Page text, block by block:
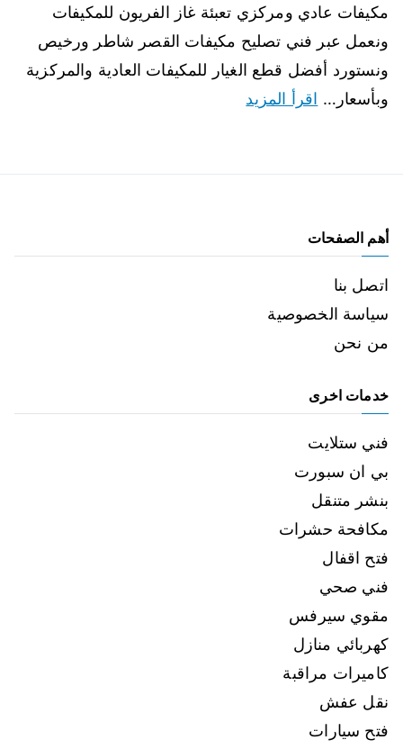
مكيفات عادي ومركزي تعبئة غاز الفريون للمكيفات
ونعمل عبر فني تصليح مكيفات القصر شاطر ورخيص
ونستورد أفضل قطع الغيار للمكيفات العادية والمركزية
وبأسعار… اقرأ المزيد
أهم الصفحات
اتصل بنا
سياسة الخصوصية
من نحن
خدمات اخرى
فني ستلايت
بي ان سبورت
بنشر متنقل
مكافحة حشرات
فتح اقفال
فني صحي
مقوي سيرفس
كهربائي منازل
كاميرات مراقبة
نقل عفش
فتح سيارات